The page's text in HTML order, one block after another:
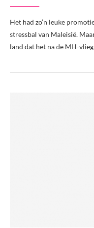
Het had zo’n leuke
stressbal van Maleisië.
land dat het na de MH-